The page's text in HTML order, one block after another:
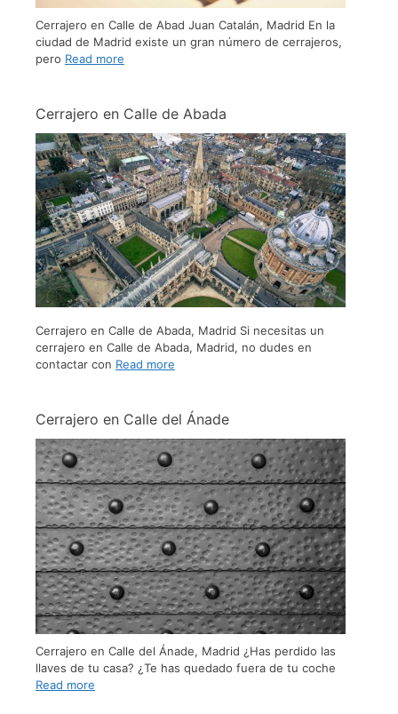
Cerrajero en Calle de Abad Juan Catalán, Madrid En la
ciudad de Madrid existe un gran número de cerrajeros,
pero Read more
Cerrajero en Calle de Abada
Cerrajero en Calle de Abada, Madrid Si necesitas un
cerrajero en Calle de Abada, Madrid, no dudes en
contactar con Read more
Cerrajero en Calle del Ánade
Cerrajero en Calle del Ánade, Madrid ¿Has perdido las
llaves de tu casa? ¿Te has quedado fuera de tu coche
Read more